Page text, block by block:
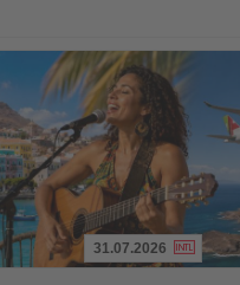
31.07.2026